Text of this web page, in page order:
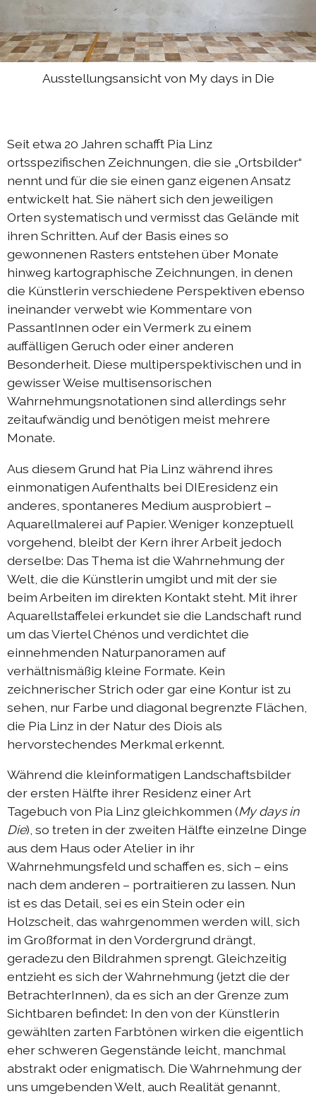
Austausch Die-Berlin 2023
Sommerprogramm 2023
Austausch Berlin-Die 2022
Austausch Die-Berlin 2022
Sommerprogramm 2022
DIEresidenzEXTRA 2022
Austausch Die-Berlin 2021
DIEresidenz hors les murs 2021
Sommerprogramm 2021
DIEresidenzEXTRA 2021
Austausch Die-Berlin 2020
Austausch Berlin-Die 2020
Sommerprogramm 2020
Austausch Berlin-Die 2019
Sommerprogramm 2019
Austausch Berlin-Die 2018
Austausch Die-Berlin 2018
Sommerprogramm 2018
komplizen & links
DIEprojekte
DIEresidenz Berlin
Ausstellungsansicht von My days in Die
Seit etwa 20 Jahren schafft Pia Linz
ortsspezifischen Zeichnungen, die sie „Ortsbilder“
nennt und für die sie einen ganz eigenen Ansatz
entwickelt hat. Sie nähert sich den jeweiligen
Orten systematisch und vermisst das Gelände mit
ihren Schritten. Auf der Basis eines so
gewonnenen Rasters entstehen über Monate
hinweg kartographische Zeichnungen, in denen
die Künstlerin verschiedene Perspektiven ebenso
ineinander verwebt wie Kommentare von
PassantInnen oder ein Vermerk zu einem
auffälligen Geruch oder einer anderen
Besonderheit. Diese multiperspektivischen und in
gewisser Weise multisensorischen
Wahrnehmungsnotationen sind allerdings sehr
zeitaufwändig und benötigen meist mehrere
Monate.
Aus diesem Grund hat Pia Linz während ihres
einmonatigen Aufenthalts bei DIEresidenz ein
anderes, spontaneres Medium ausprobiert –
Aquarellmalerei auf Papier. Weniger konzeptuell
vorgehend, bleibt der Kern ihrer Arbeit jedoch
derselbe: Das Thema ist die Wahrnehmung der
Welt, die die Künstlerin umgibt und mit der sie
beim Arbeiten im direkten Kontakt steht. Mit ihrer
Aquarellstaffelei erkundet sie die Landschaft rund
um das Viertel Chénos und verdichtet die
einnehmenden Naturpanoramen auf
verhältnismäßig kleine Formate. Kein
zeichnerischer Strich oder gar eine Kontur ist zu
sehen, nur Farbe und diagonal begrenzte Flächen,
die Pia Linz in der Natur des Diois als
hervorstechendes Merkmal erkennt.
Während die kleinformatigen Landschaftsbilder
der ersten Hälfte ihrer Residenz einer Art
Tagebuch von Pia Linz gleichkommen (My days in
Die), so treten in der zweiten Hälfte einzelne Dinge
aus dem Haus oder Atelier in ihr
Wahrnehmungsfeld und schaffen es, sich – eins
nach dem anderen – portraitieren zu lassen. Nun
ist es das Detail, sei es ein Stein oder ein
Holzscheit, das wahrgenommen werden will, sich
im Großformat in den Vordergrund drängt,
geradezu den Bildrahmen sprengt. Gleichzeitig
entzieht es sich der Wahrnehmung (jetzt die der
BetrachterInnen), da es sich an der Grenze zum
Sichtbaren befindet: In den von der Künstlerin
gewählten zarten Farbtönen wirken die eigentlich
eher schweren Gegenstände leicht, manchmal
abstrakt oder enigmatisch. Die Wahrnehmung der
uns umgebenden Welt, auch Realität genannt,